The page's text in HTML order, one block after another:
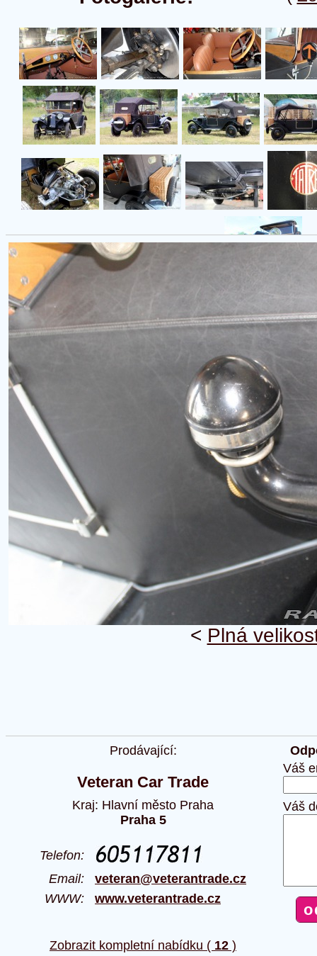
< Plná
Prodávající:
Veteran Car Trade
Kraj: Hlavní město Praha
Praha 5
Telefon:
Email: veteran@veterantrade.cz
WWW: www.veterantrade.cz
Zobrazit kompletní nabídku ( 12 )
Váš
Váš